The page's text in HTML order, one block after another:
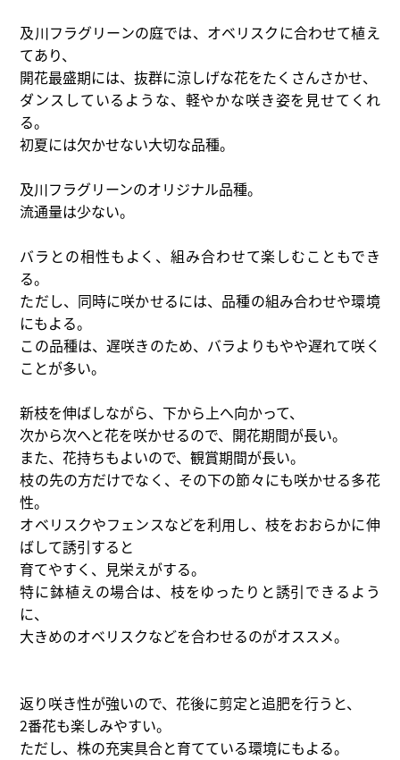
及川フラグリーンの庭では、オベリスクに合わせて植え
てあり、
開花最盛期には、抜群に涼しげな花をたくさんさかせ、
ダンスしているような、軽やかな咲き姿を見せてくれ
る。
初夏には欠かせない大切な品種。
及川フラグリーンのオリジナル品種。
流通量は少ない。
バラとの相性もよく、組み合わせて楽しむこともでき
る。
ただし、同時に咲かせるには、品種の組み合わせや環境
にもよる。
この品種は、遅咲きのため、バラよりもやや遅れて咲く
ことが多い。
新枝を伸ばしながら、下から上へ向かって、
次から次へと花を咲かせるので、開花期間が長い。
また、花持ちもよいので、観賞期間が長い。
枝の先の方だけでなく、その下の節々にも咲かせる多花
性。
オベリスクやフェンスなどを利用し、枝をおおらかに伸
ばして誘引すると
育てやすく、見栄えがする。
特に鉢植えの場合は、枝をゆったりと誘引できるよう
に、
大きめのオベリスクなどを合わせるのがオススメ。
返り咲き性が強いので、花後に剪定と追肥を行うと、
2番花も楽しみやすい。
ただし、株の充実具合と育てている環境にもよる。